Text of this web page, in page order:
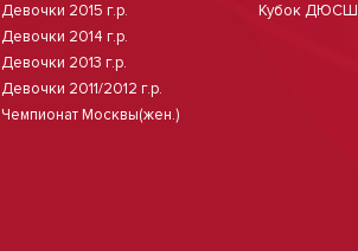
Девочки 2015 г.р.
Девочки 2014 г.р.
Девочки 2013 г.р.
Девочки 2011/2012 г.р.
Чемпионат Москвы(жен.)
Кубок ДЮСШ